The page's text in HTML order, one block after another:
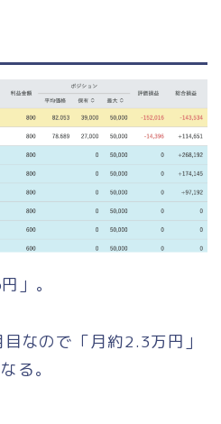
」。
なので「月約2.3万円」
る。